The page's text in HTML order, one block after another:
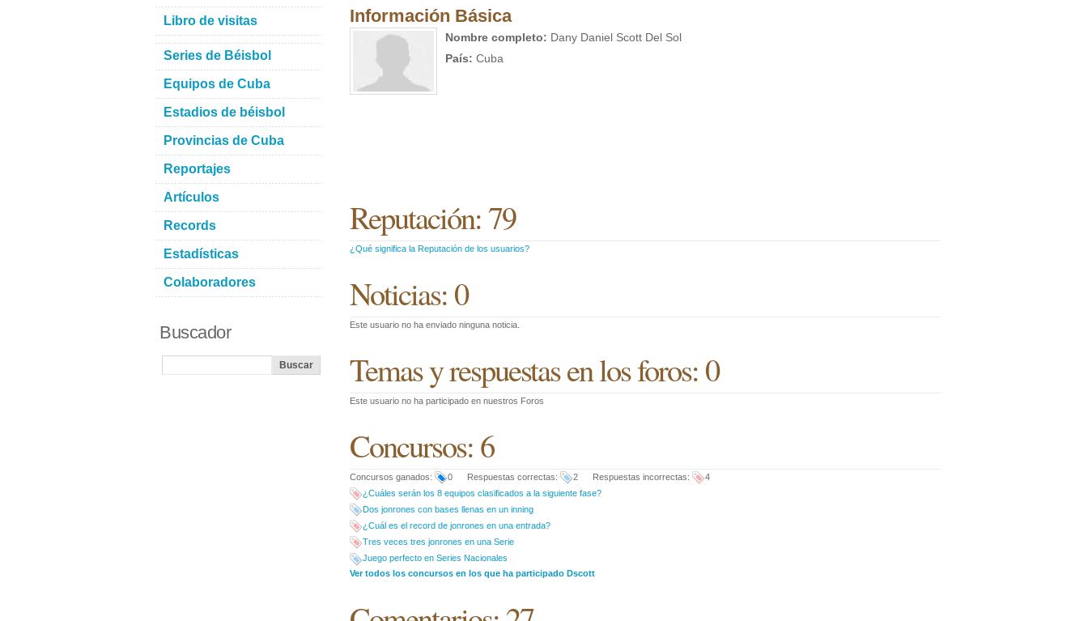
Información Básica
Nombre completo: Dany Daniel Scott Del Sol
País: Cuba
Reputación: 79
¿Qué significa la Reputación de los usuarios?
Noticias: 0
Este usuario no ha enviado ninguna noticia.
Temas y respuestas en los foros: 0
Este usuario no ha participado en nuestros Foros
Concursos: 6
Concursos ganados: 0 Respuestas correctas: 2 Respuestas incorrectas:
4
¿Cuáles serán los 8 equipos clasificados a la siguiente fase?
Dos jonrones con bases llenas en un inning
¿Cuál es el record de jonrones en una entrada?
Tres veces tres jonrones en una Serie
Juego perfecto en Series Nacionales
Ver todos los concursos en los que ha participado Dscott
Libro de visitas
Series de Béisbol
Equipos de Cuba
Estadios de béisbol
Provincias de Cuba
Reportajes
Artículos
Records
Estadísticas
Colaboradores
Buscador